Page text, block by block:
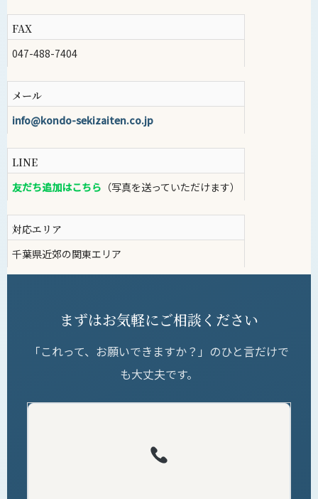
FAX
047-488-7404
メール
info@kondo-sekizaiten.co.jp
LINE
友だち追加はこちら （写真を送っていただけます）
対応エリア
千葉県近郊の関東エリア
まずはお気軽にご相談ください
「これって、お願いできますか？」のひと言だけで
も大丈夫です。